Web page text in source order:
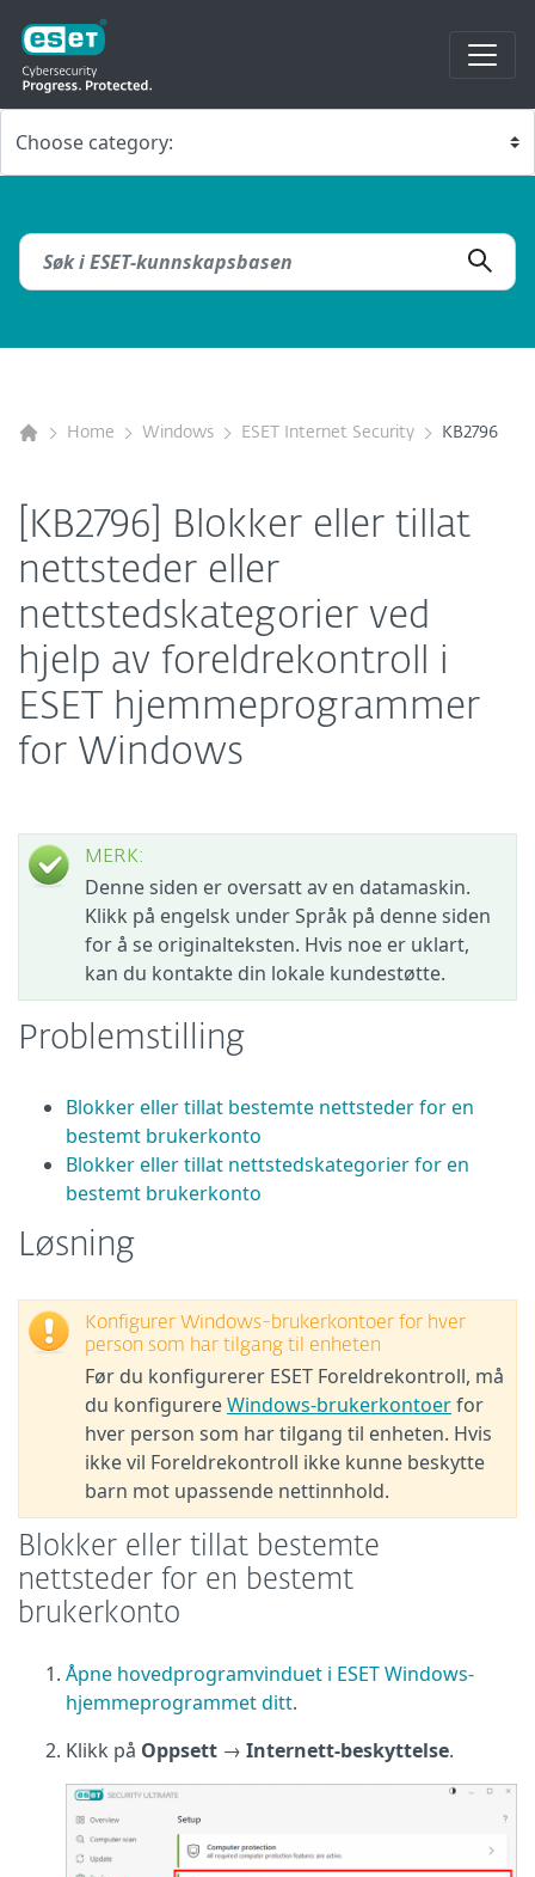
Home Windows ESET Internet Security KB2796
[KB2796] Blokker eller tillat
nettsteder eller
nettstedskategorier ved
hjelp av foreldrekontroll i
ESET hjemmeprogrammer
for Windows
MERK:
Denne siden er oversatt av en datamaskin.
Klikk på engelsk under Språk på denne siden
for å se originalteksten. Hvis noe er uklart,
kan du kontakte din lokale kundestøtte.
Problemstilling
Blokker eller tillat bestemte nettsteder for en
bestemt brukerkonto
Blokker eller tillat nettstedskategorier for en
bestemt brukerkonto
Løsning
Konfigurer Windows-brukerkontoer for hver
person som har tilgang til enheten
Før du konfigurerer ESET Foreldrekontroll, må
du konfigurereWindows-brukerkontoerfor
hver person som har tilgang til enheten. Hvis
ikke vil Foreldrekontroll ikke kunne beskytte
barn mot upassende nettinnhold.
Blokker eller tillat bestemte
nettsteder for en bestemt
brukerkonto
Åpne hovedprogramvinduet i ESET Windows-
hjemmeprogrammet ditt.
Klikk på Oppsett → Internett-beskyttelse.